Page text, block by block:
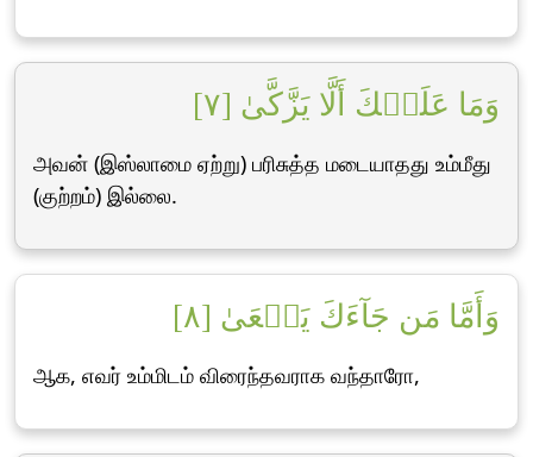
وَمَا عَلَيۡكَ أَلَّا يَزَّكَّىٰ [٧]
அவன் (இஸ்லாமை ஏற்று) பரிசுத்த மடையாதது உம்மீது
(குற்றம்) இல்லை.
وَأَمَّا مَن جَآءَكَ يَسۡعَىٰ [٨]
ஆக, எவர் உம்மிடம் விரைந்தவராக வந்தாரோ,